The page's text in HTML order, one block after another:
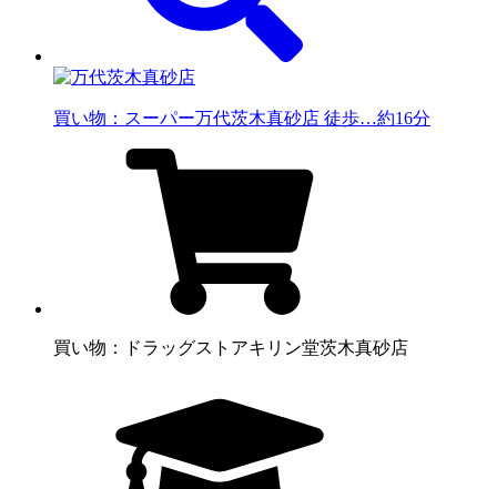
買い物：スーパー万代茨木真砂店 徒歩…約16分
買い物：ドラッグストアキリン堂茨木真砂店